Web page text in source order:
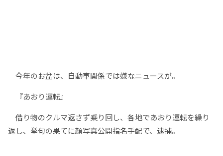
今年のお盆は、自動車関係では嫌なニュースが。
『あおり運転』
借り物のクルマ返さず乗り回し、各地であおり運転を繰り
返し、挙句の果てに顔写真公開指名手配で、逮捕。